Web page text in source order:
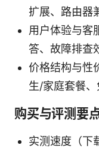
扩展、路由器
用户体验与客
答、故障排查
价格结构与性
生/家庭套餐、
购买与评测要
实测速度（下